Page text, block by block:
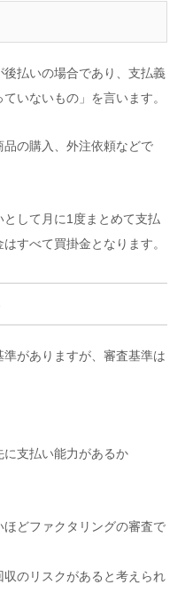
払いの場合であり、支払義
いないもの」を言います。
の購入、外注依頼などで
して月に1度まとめて支払
すべて買掛金となります。
がありますが、審査基準は
支払い能力があるか
どファクタリングの審査で
のリスクがあると考えられ